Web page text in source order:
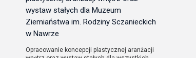
wystaw stałych dla Muzeum
Ziemiaństwa im. Rodziny Sczanieckich
w Nawrze
Opracowanie koncepcji plastycznej aranżacji